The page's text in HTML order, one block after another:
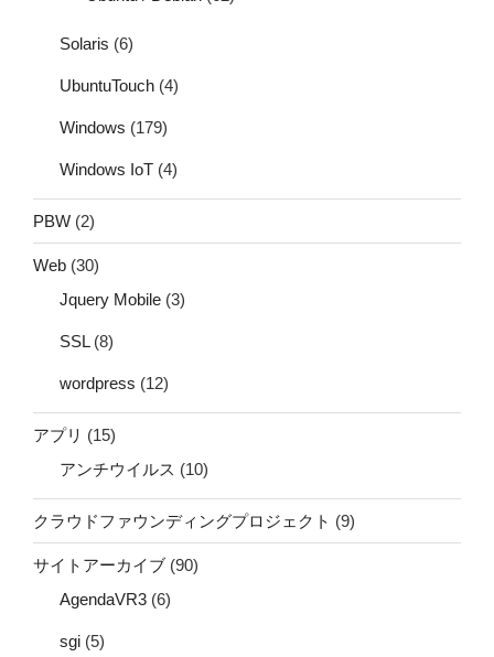
Solaris (6)
UbuntuTouch (4)
Windows (179)
Windows IoT (4)
PBW (2)
Web (30)
Jquery Mobile (3)
SSL(8)
wordpress (12)
アプリ (15)
アンチウイルス (10)
クラウドファウンディングプロジェクト (9)
サイトアーカイブ (90)
AgendaVR3 (6)
sgi (5)